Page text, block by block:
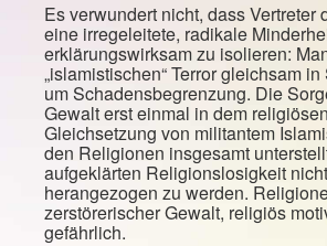
Es verwundert nicht, dass
eine irregeleitete, radikale
erklärungswirksam zu isolieren:
„islamistischen“ Terror gleichsam
um Schadensbegrenzung. Die
Gewalt erst einmal in dem
Gleichsetzung von militantem
den Religionen insgesamt
aufgeklärten Religionslosigkeit
herangezogen zu werden.
zerstörerischer Gewalt, religiös
gefährlich.